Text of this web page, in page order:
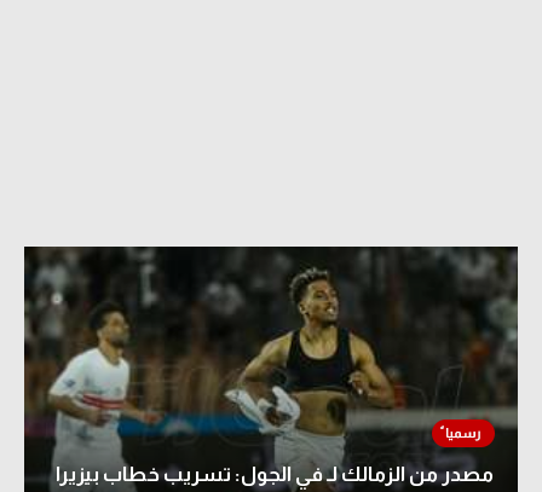
مصدر من الزمالك لـ في الجول: تسريب خطاب بيزيرا